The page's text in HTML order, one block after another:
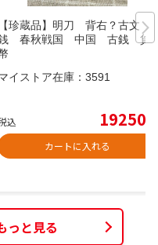
【珍蔵品】明刀 背右？古文
春秋戦国 中国 古銭 貨
イストア在庫： 3591
込 19250
カートに入れる
っと見る